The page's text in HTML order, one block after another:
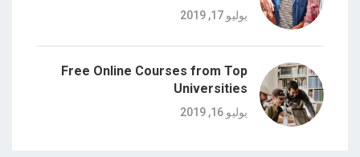
يوليو 17, 2019
Free Online Courses from Top
Universities
يوليو 16, 2019